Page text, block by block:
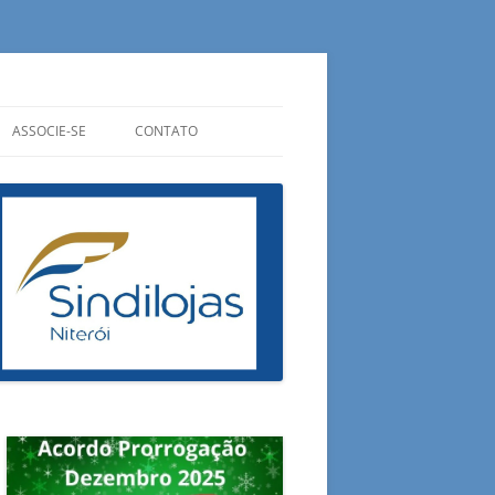
DO CONSUMIDOR
ASSOCIE-SE
PREENCHA SUA FICHA
E AGORA?
CONTATO